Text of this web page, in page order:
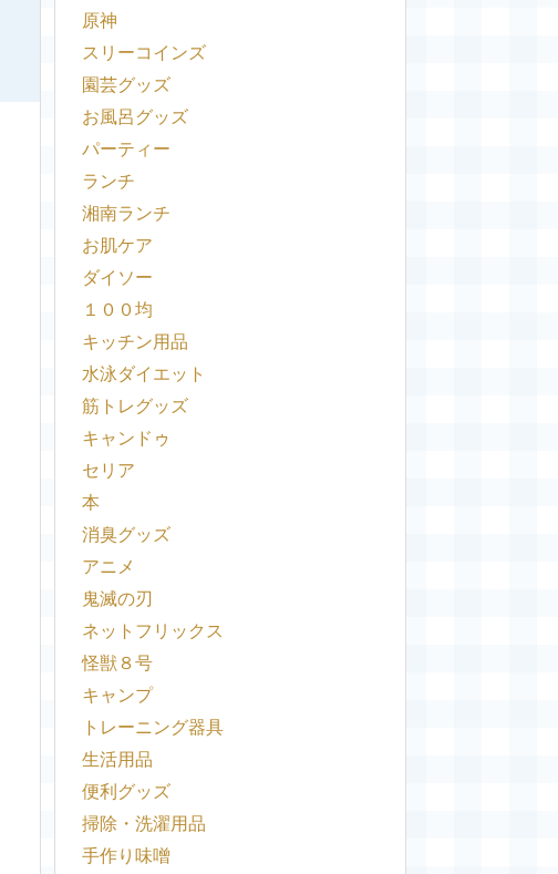
原神
スリーコインズ
園芸グッズ
お風呂グッズ
パーティー
ランチ
湘南ランチ
お肌ケア
ダイソー
１００均
キッチン用品
水泳ダイエット
筋トレグッズ
キャンドゥ
セリア
本
消臭グッズ
アニメ
鬼滅の刃
ネットフリックス
怪獣８号
キャンプ
トレーニング器具
生活用品
便利グッズ
掃除・洗濯用品
手作り味噌